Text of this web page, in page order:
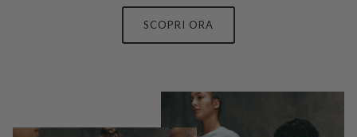
SCOPRI ORA